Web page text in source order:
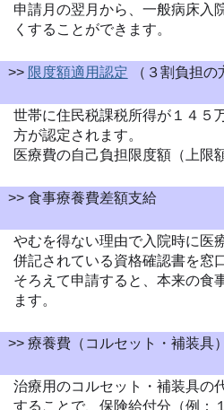
申請月の翌月から、一般病床入
くすることができます。
>> 限度額適用認定 （３割負担の
世帯に住民税課税所得が１４５
方が認定されます。
医療費の自己負担限度額（上限
>> 食事療養費差額支給
やむを得ない理由で入院時に医
併記されている資格確認書を窓
そろえて申請すると、本来の食
ます。
>> 療養費（コルセット・補装具）
治療用のコルセット・補装具の
することで、保険給付分（例：